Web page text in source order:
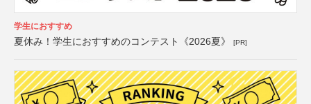
学生におすすめ
夏休み！学生におすすめのコンテスト《2026夏》 [PR]